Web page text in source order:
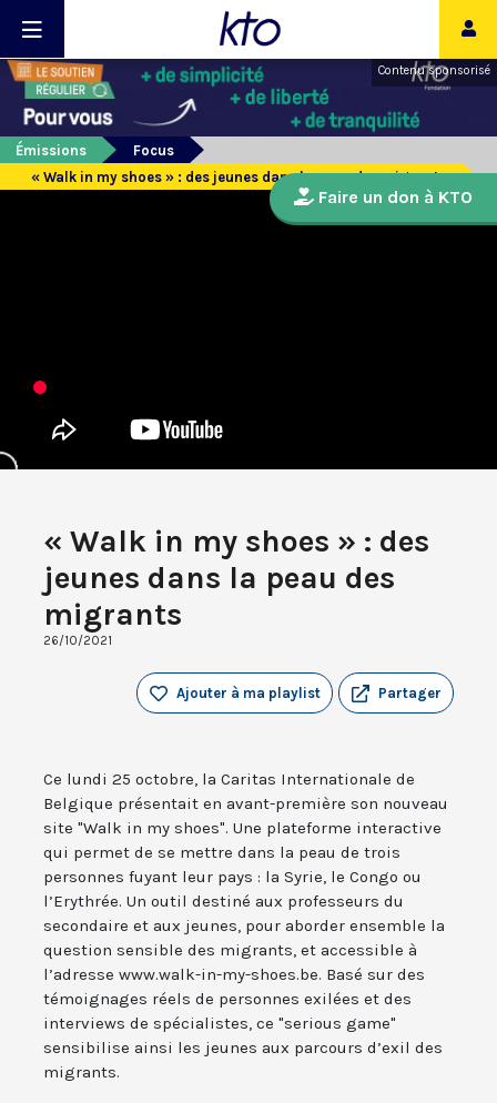
Contenu sponsorisé
Émissions
Focus
« Walk in my shoes » : des jeunes dans la peau des migrants
« Walk in my shoes » : des
jeunes dans la peau des
migrants
26/10/2021
Partager
Ajouter à ma playlist
Ce lundi 25 octobre, la Caritas Internationale de
Belgique présentait en avant-première son nouveau
site "Walk in my shoes". Une plateforme interactive
qui permet de se mettre dans la peau de trois
personnes fuyant leur pays : la Syrie, le Congo ou
l’Erythrée. Un outil destiné aux professeurs du
secondaire et aux jeunes, pour aborder ensemble la
question sensible des migrants, et accessible à
l’adresse www.walk-in-my-shoes.be. Basé sur des
témoignages réels de personnes exilées et des
interviews de spécialistes, ce "serious game"
sensibilise ainsi les jeunes aux parcours d’exil des
migrants.
Faire un don à KTO